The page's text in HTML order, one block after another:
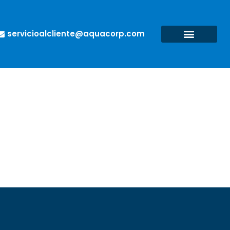
servicioalcliente@aquacorp.com